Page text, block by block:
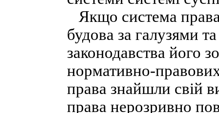
Якщо система
будова за галузями
законодавства його
нормативно-правових
права знайшли свій
права нерозривно